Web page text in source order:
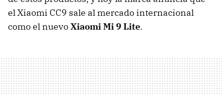
el Xiaomi CC9 sale al mercado internacional
como el nuevoXiaomi Mi 9 Lite.